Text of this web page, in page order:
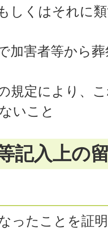
しくはそれに
加害者等から
規定により、
いこと
記入上の
ったことを証